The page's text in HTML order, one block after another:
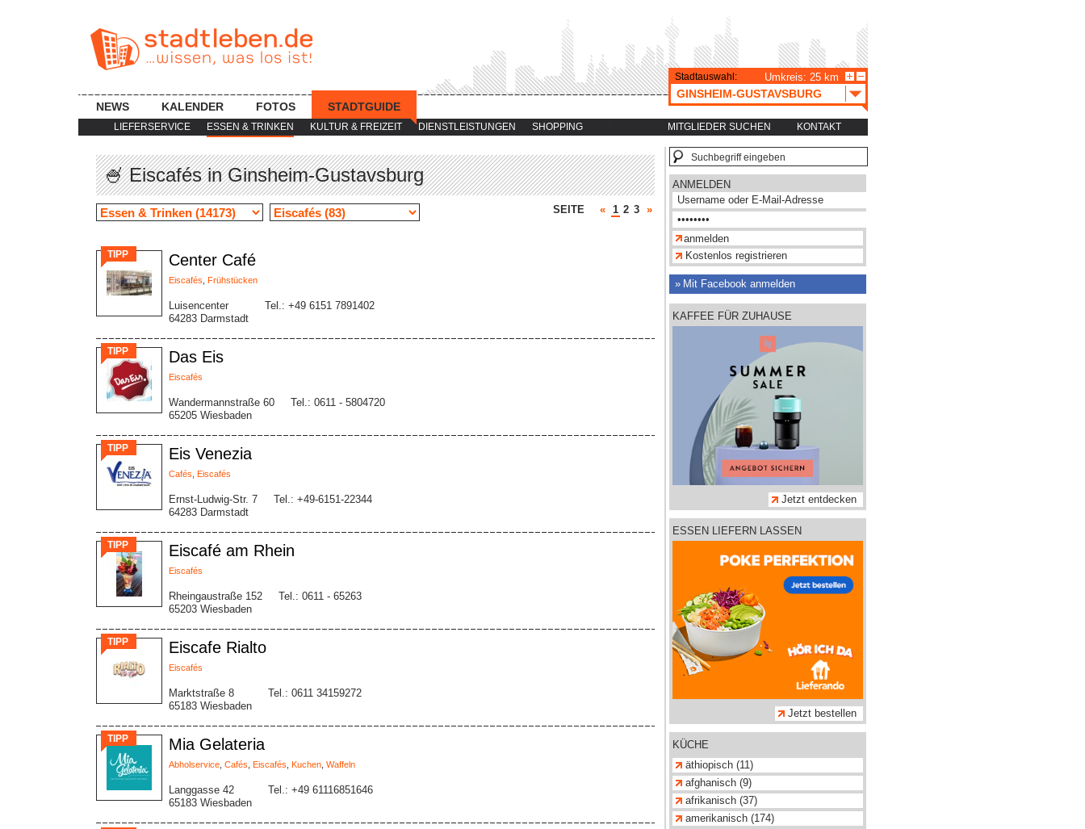
LIEFERSERVICE ESSEN & TRINKEN KULTUR & FREIZEIT DIENSTLEISTUNGEN SHOPPING MITGLIEDER SUCHEN KONTAKT
NEWS KALENDER FOTOS STADTGUIDE
Stadtauswahl: Umkreis: 25 km
GINSHEIM-GUSTAVSBURG
🍧 Eiscafés in Ginsheim-Gustavsburg
SEITE « 1 2 3 »
TIPP Center Café
Eiscafés Frühstücken
Luisencenter
64283 Darmstadt
Tel.: +49 6151 7891402
TIPP Das Eis
Eiscafés
Wandermannstraße 60
65205 Wiesbaden
Tel.: 0611 - 5804720
TIPP Eis Venezia
Cafés Eiscafés
Ernst-Ludwig-Str. 7
64283 Darmstadt
Tel.: +49-6151-22344
TIPP Eiscafé am Rhein
Eiscafés
Rheingaustraße 152
65203 Wiesbaden
Tel.: 0611 - 65263
TIPP Eiscafe Rialto
Eiscafés
Marktstraße 8
65183 Wiesbaden
Tel.: 0611 34159272
TIPP Mia Gelateria
Abholservice Cafés Eiscafés Kuchen Waffeln
Langgasse 42
65183 Wiesbaden
Tel.: +49 61116851646
ANMELDEN
Kostenlos registrieren
Mit Facebook anmelden
KAFFEE FÜR ZUHAUSE
Jetzt entdecken
ESSEN LIEFERN LASSEN
Jetzt bestellen
KÜCHE
äthiopisch (11)
afghanisch (9)
afrikanisch (37)
amerikanisch (174)